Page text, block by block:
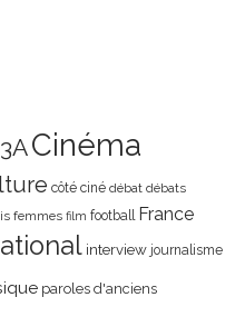
Cinéma
côté ciné débat débats
femmes film football France
interview journalisme
paroles d'anciens